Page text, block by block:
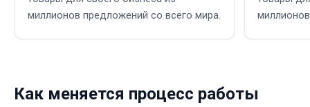
миллионов предложений со всего мира.
Как меняется процесс работы